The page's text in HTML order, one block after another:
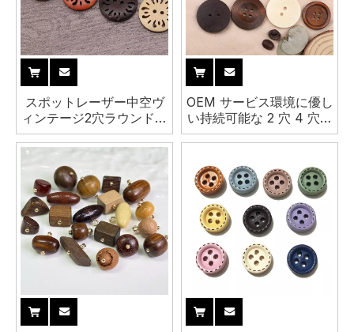
スポットレーザー中空ヴ
ィンテージ2穴ラウンド天
然木製ボタン衣類用
OEM サービス環境に優し
い持続可能な 2 穴 4 穴耐
久性のあるラウンド木製